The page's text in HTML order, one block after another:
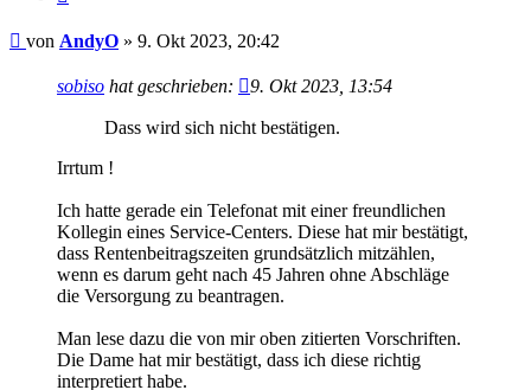
Beitrag
von AndyO » 9. Okt 2023, 20:42
sobiso hat geschrieben: 9. Okt 2023, 13:54
Dass wird sich nicht bestätigen.
Irrtum !
Ich hatte gerade ein Telefonat mit einer freundlichen
Kollegin eines Service-Centers. Diese hat mir bestätigt,
dass Rentenbeitragszeiten grundsätzlich mitzählen,
wenn es darum geht nach 45 Jahren ohne Abschläge
die Versorgung zu beantragen.
Man lese dazu die von mir oben zitierten Vorschriften.
Die Dame hat mir bestätigt, dass ich diese richtig
interpretiert habe.